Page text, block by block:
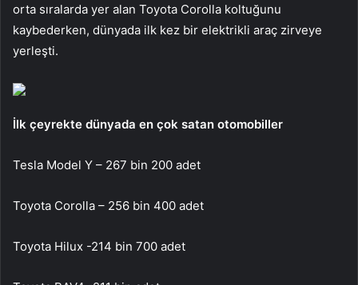
orta sıralarda yer alan Toyota Corolla koltuğunu
kaybederken, dünyada ilk kez bir elektrikli araç zirveye
yerleşti.
İlk çeyrekte dünyada en çok satan otomobiller
Tesla Model Y – 267 bin 200 adet
Toyota Corolla – 256 bin 400 adet
Toyota Hilux -214 bin 700 adet